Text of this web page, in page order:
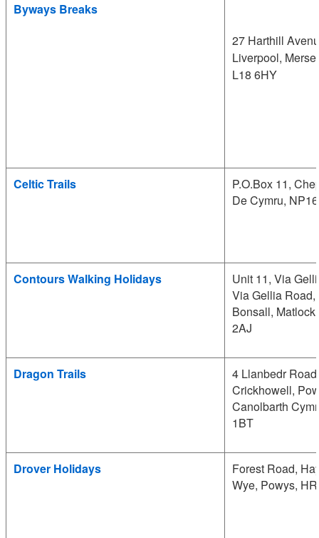
Byways Breaks
27 Harthill
Liverpool,
L18 6HY
Celtic Trails
P.O.Box 11,
De Cymru,
Contours Walking Holidays
Unit 11, Via
Via Gellia Road,
Bonsall,
2AJ
Dragon Trails
4 Llanbedr Road,
Crickhowell,
Canolbarth
1BT
Drover Holidays
Forest Road,
Wye, Powys,